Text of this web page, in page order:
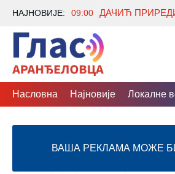
НАЈНОВИЈЕ: 09:00
Насловна Најновије Локалне
ВАША РЕКЛАМА МОЖЕ